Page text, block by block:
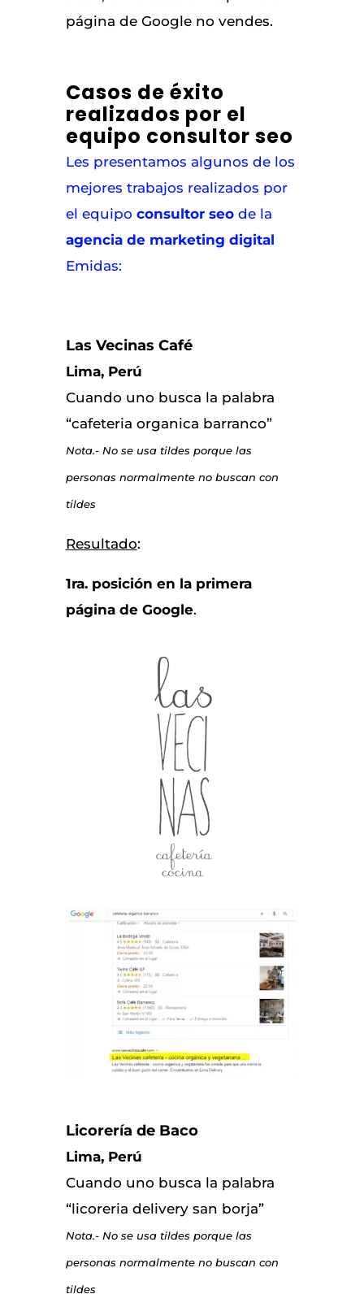
página de Google no vendes.
Casos de éxito
realizados por el
equipo consultor seo
Les presentamos algunos de los
mejores trabajos realizados por
el equipo consultor seode la
agencia de marketing digital
Emidas:
Las Vecinas Café
Lima, Perú
Cuando uno busca la palabra
“cafeteria organica barranco”
Nota.- No se usa tildes porque las
personas normalmente no buscan con
tildes
Resultado:
1ra. posición en la primera
página de Google.
Licorería de Baco
Lima, Perú
Cuando uno busca la palabra
“licoreria delivery san borja”
Nota.- No se usa tildes porque las
personas normalmente no buscan con
tildes